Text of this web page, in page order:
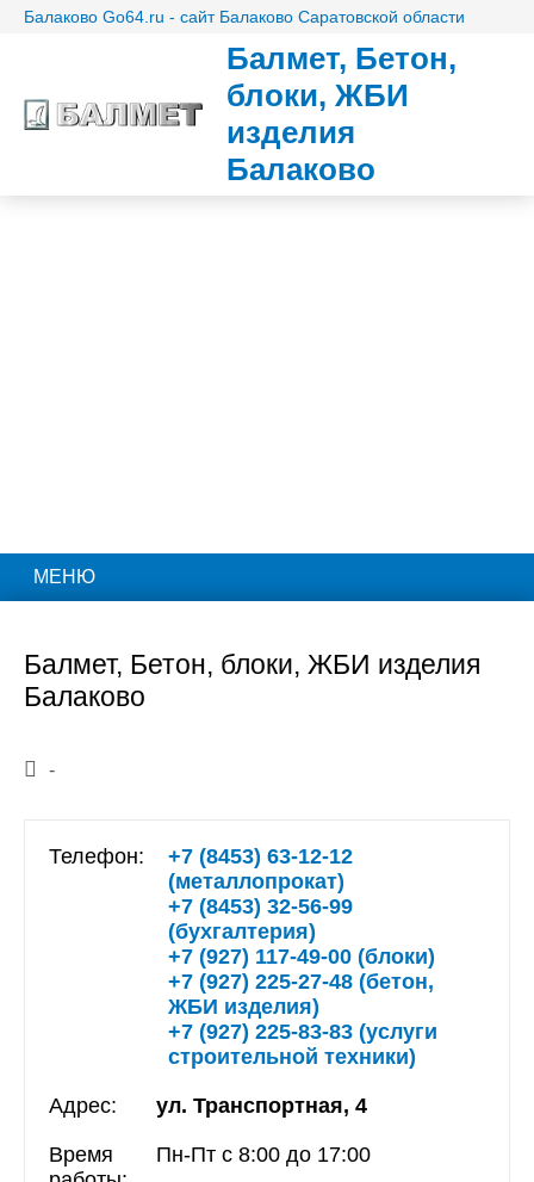
Балаково Go64.ru - сайт Балаково Саратовской области
Балмет, Бетон,
блоки, ЖБИ
изделия
Балаково
МЕНЮ
Балмет, Бетон, блоки, ЖБИ изделия
Балаково
-
Телефон:
+7 (8453) 63-12-12
(металлопрокат)
+7 (8453) 32-56-99
(бухгалтерия)
+7 (927) 117-49-00 (блоки)
+7 (927) 225-27-48 (бетон,
ЖБИ изделия)
+7 (927) 225-83-83 (услуги
строительной техники)
Адрес: ул. Транспортная, 4
Время
Пн-Пт с 8:00 до 17:00